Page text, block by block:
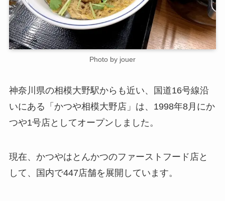
Photo by jouer
神奈川県の相模大野駅からも近い、国道16号線沿
いにある「かつや相模大野店」は、1998年8月にか
つや1号店としてオープンしました。
現在、かつやはとんかつのファーストフード店と
して、国内で447店舗を展開しています。